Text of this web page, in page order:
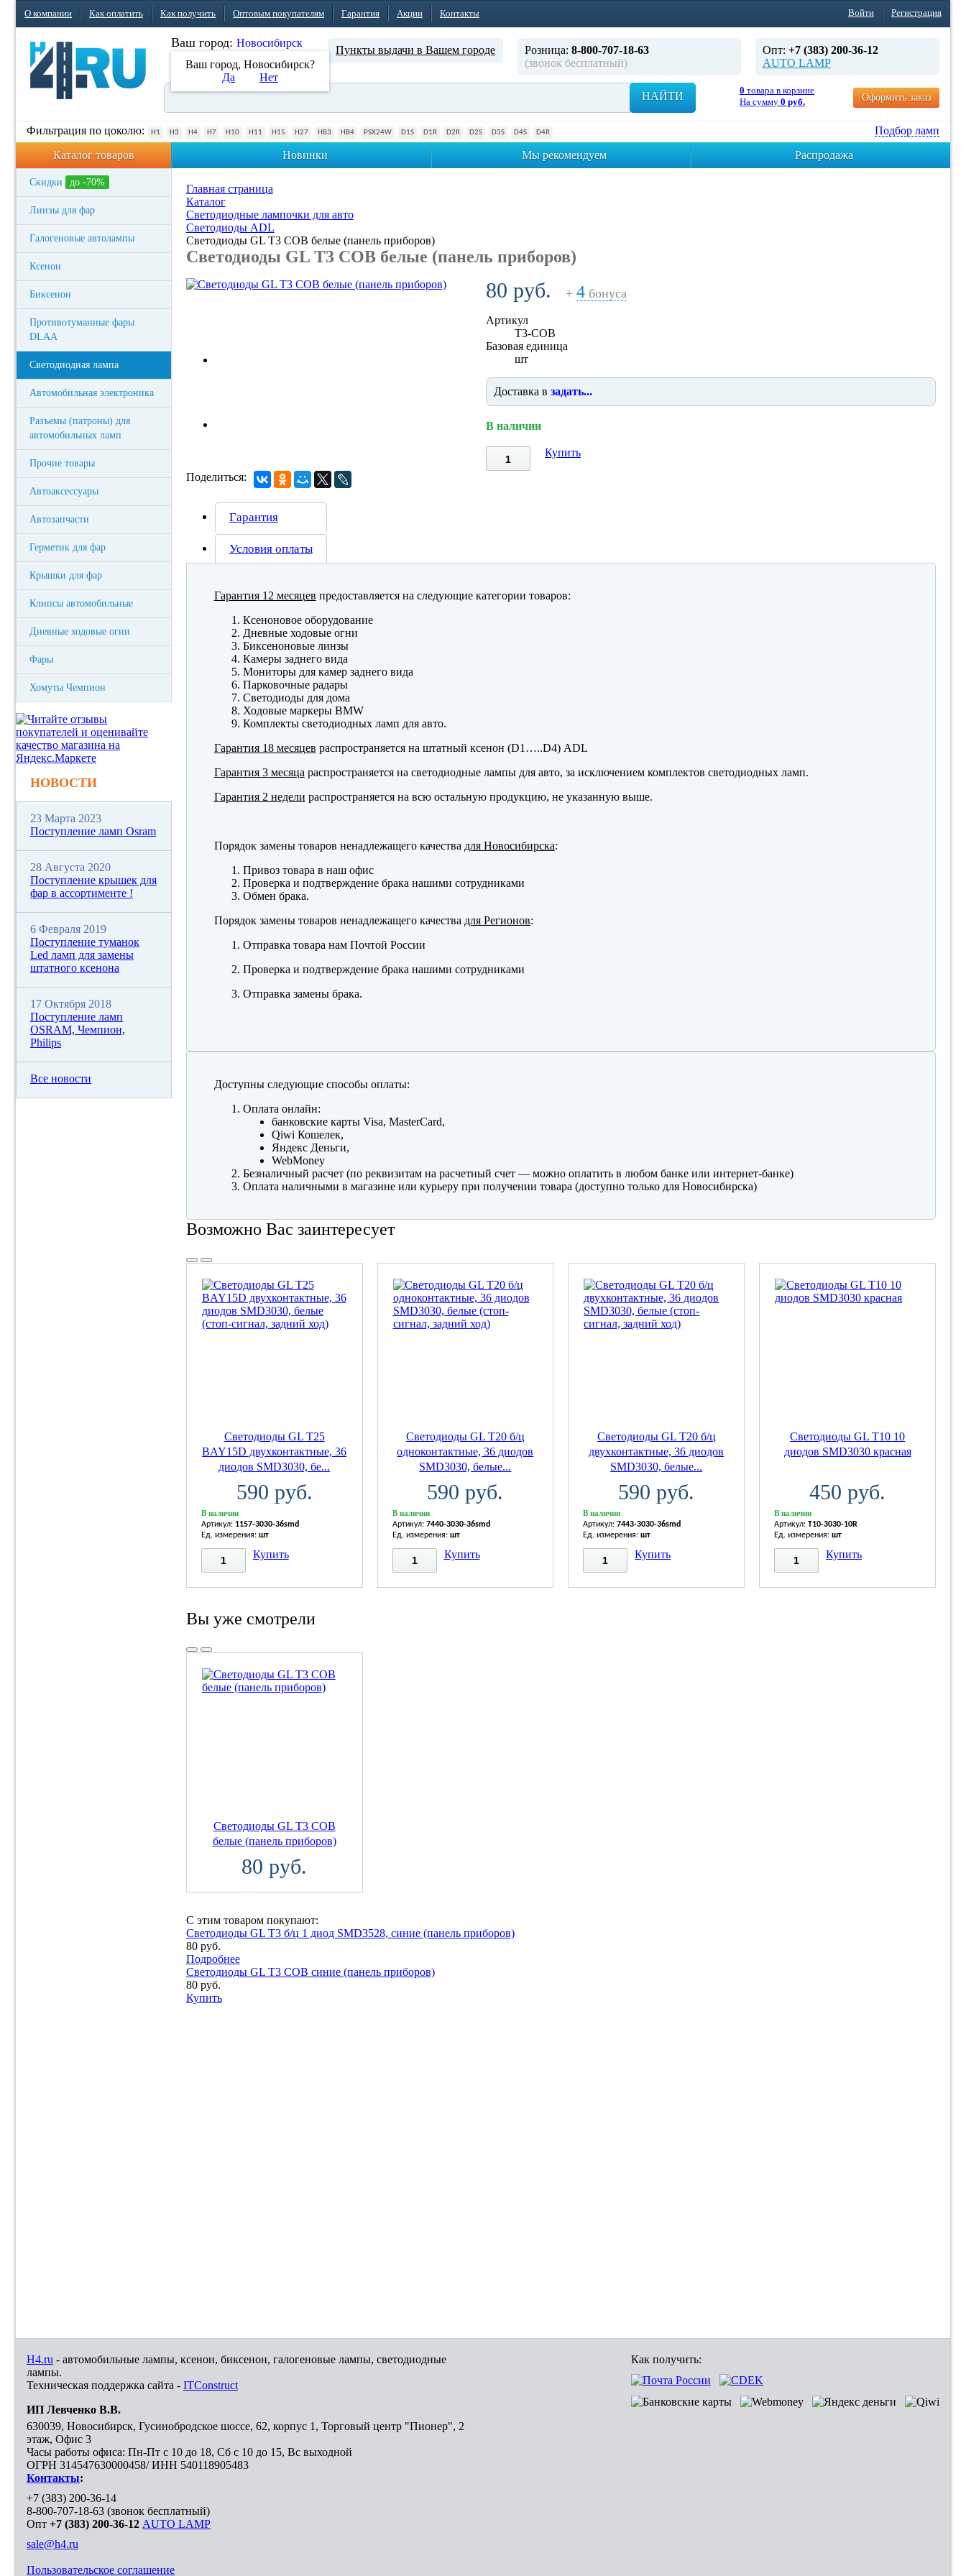
О компании Как оплатить Как получить Оптовым покупателям Гарантия Акции Контакты Войти Регистрация
Ваш город: Новосибирск
Ваш город, Новосибирск?
Да
Нет
Пункты выдачи в Вашем городе Розница: 8-800-707-18-63
(звонок бесплатный)
Опт: +7 (383) 200-36-12
AUTO LAMP
НАЙТИ 0 товара в корзине
На сумму 0 руб. Оформить заказ
Фильтрация по цоколю: H1 H3 H4 H7 H10 H11 H15 H27 HB3 HB4 PSX24W D1S D1R D2R D2S D3S D4S D4R
Подбор ламп
Каталог товаров
Новинки Мы рекомендуем Распродажа
Скидки до -70%
Линзы для фар
Галогеновые автолампы
Ксенон
Биксенон
Противотуманные фары
DLAA
Светодиодная лампа
Автомобильная электроника
Разъемы (патроны) для
автомобильных ламп
Прочие товары
Автоаксессуары
Автозапчасти
Герметик для фар
Крышки для фар
Клипсы автомобильные
Дневные ходовые огни
Фары
Хомуты Чемпион
Главная страница
Каталог
Светодиодные лампочки для авто
Светодиоды ADL
Светодиоды GL T3 COB белые (панель приборов)
Светодиоды GL T3 COB белые (панель приборов)
80 руб. + 4бонуса
Артикул
T3-COB
Базовая единица
шт
Доставка в задать...
В наличии
Купить
Поделиться:
Гарантия
Условия оплаты
Гарантия 12 месяцев предоставляется на следующие категории товаров:
Ксеноновое оборудование
Дневные ходовые огни
Биксеноновые линзы
Камеры заднего вида
Мониторы для камер заднего вида
Парковочные радары
Светодиоды для дома
Ходовые маркеры BMW
Комплекты светодиодных ламп для авто.
Гарантия 18 месяцев распространяется на штатный ксенон (D1…..D4) ADL
Гарантия 3 месяца распространяется на светодиодные лампы для авто, за исключением комплектов светодиодных ламп.
Гарантия 2 недели распространяется на всю остальную продукцию, не указанную выше.
Порядок замены товаров ненадлежащего качества для Новосибирска:
Привоз товара в наш офис
Проверка и подтверждение брака нашими сотрудниками
Обмен брака.
Порядок замены товаров ненадлежащего качества для Регионов:
Отправка товара нам Почтой России
Проверка и подтверждение брака нашими сотрудниками
Отправка замены брака.
Доступны следующие способы оплаты:
Оплата онлайн:
банковские карты Visa, MasterCard,
Qiwi Кошелек,
Яндекс Деньги,
WebMoney
Безналичный расчет (по реквизитам на расчетный счет — можно оплатить в любом банке или интернет-банке)
Оплата наличными в магазине или курьеру при получении товара (доступно только для Новосибирска)
Возможно Вас заинтересует
Светодиоды GL T25
BAY15D двухконтактные, 36
диодов SMD3030, бе...
590 руб.
В наличии
Артикул: 1157-3030-36smd
Ед. измерения: шт
Купить
Светодиоды GL T20 б/ц
одноконтактные, 36 диодов
SMD3030, белые...
590 руб.
В наличии
Артикул: 7440-3030-36smd
Ед. измерения: шт
Купить
Светодиоды GL T20 б/ц
двухконтактные, 36 диодов
SMD3030, белые...
590 руб.
В наличии
Артикул:7443-3030-36smd
Ед. измерения:шт
Купить
Светодиоды GL T10 10
диодов SMD3030 красная
450 руб.
В наличии
Артикул:T10-3030-10R
Ед. измерения:шт
Купить
Вы уже смотрели
Светодиоды GL T3 COB
белые (панель приборов)
80 руб.
С этим товаром покупают:
Светодиоды GL T3 б/ц 1 диод SMD3528, синие (панель приборов)
80 руб.
Подробнее
Светодиоды GL T3 COB синие (панель приборов)
80 руб.
Купить
НОВОСТИ
23 Марта 2023
Поступление ламп Osram
28 Августа 2020
Поступление крышек для
фар в ассортименте !
6 Февраля 2019
Поступление туманок
Led ламп для замены
штатного ксенона
17 Октября 2018
Поступление ламп
OSRAM, Чемпион,
Philips
Все новости
H4.ru - автомобильные лампы, ксенон, биксенон, галогеновые лампы, светодиодные
лампы.
Техническая поддержка сайта - ITConstruct
ИП Левченко В.В.
630039, Новосибирск, Гусинобродское шоссе, 62, корпус 1, Торговый центр "Пионер", 2
этаж, Офис 3
Часы работы офиса: Пн-Пт с 10 до 18, Сб с 10 до 15, Вс выходной
ОГРН 314547630000458/ ИНН 540118905483
Контакты:
+7 (383) 200-36-14
8-800-707-18-63 (звонок бесплатный)
Опт +7 (383) 200-36-12 AUTO LAMP
sale@h4.ru
Пользовательское соглашение
Как получить: